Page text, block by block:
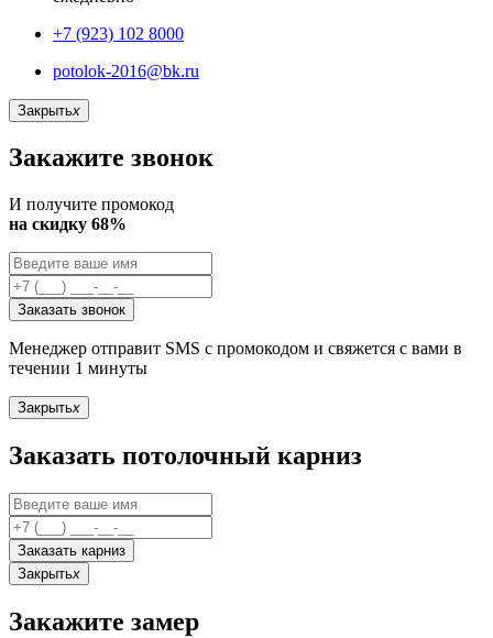
+7 (923) 102 8000
potolok-2016@bk.ru
Закрытьx
Закажите звонок
И получите промокод
на скидку 68%
Заказать звонок
Менеджер отправит SMS с промокодом и свяжется с вами в
течении 1 минуты
Закрытьx
Заказать потолочный карниз
Заказать карниз
Закрытьx
Закажите замер